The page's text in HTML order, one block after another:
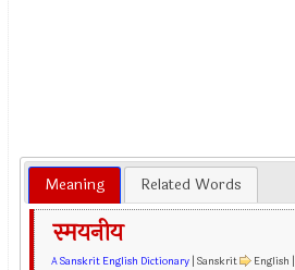
Meaning Related Words
स्मयनीय
A Sanskrit English Dictionary | Sanskrit English |